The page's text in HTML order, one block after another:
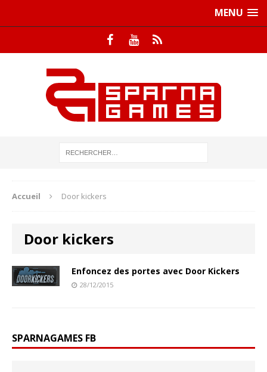
MENU
Accueil Door kickers
Door kickers
Enfoncez des portes avec Door Kickers
28/12/2015
SPARNAGAMES FB